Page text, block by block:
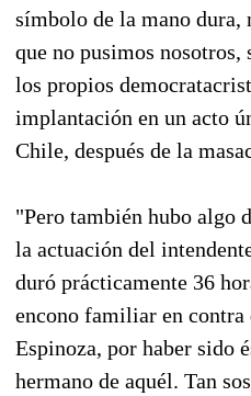
símbolo de la mano dura,
que no pusimos nosotros,
los propios
implantación en un acto
Chile, después de la
"Pero también hubo algo
la actuación del
duró prácticamente 36
encono familiar en
Espinoza, por haber sido
hermano de aquél. Tan